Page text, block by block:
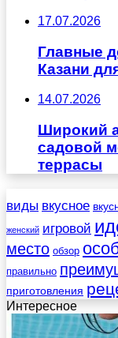
17.07.2026
Главные
Казани
14.07.2026
Широкий
садовой
террасы
виды вкусное
женский игровой
место обзор
правильно
приготовления
Интересное